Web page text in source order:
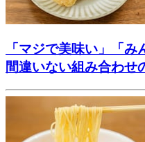
「マジで美味い」「み
間違いない組み合わせ